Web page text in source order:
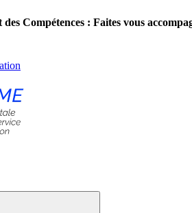
des Compétences : Faites vous